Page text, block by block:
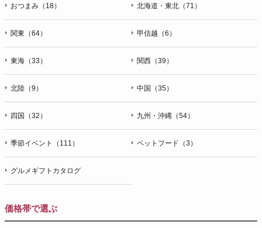
おつまみ（18） 北海道・東北（71）
関東（64） 甲信越（6）
東海（33） 関西（39）
北陸（9） 中国（35）
四国（32） 九州・沖縄（54）
季節イベント（111） ペットフード（3）
グルメギフトカタログ
価格帯で選ぶ